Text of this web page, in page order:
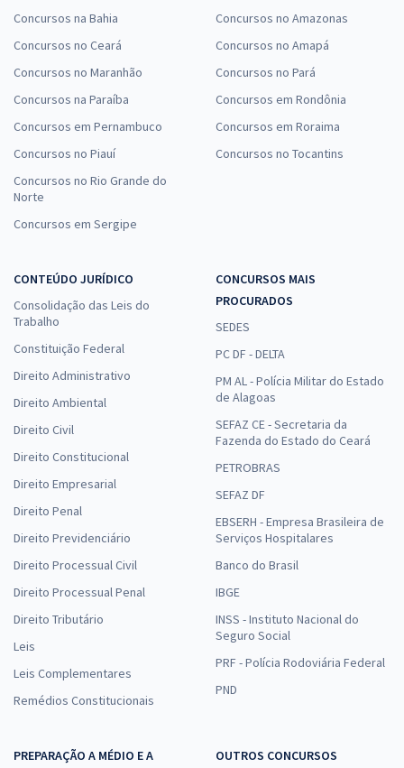
Concursos na Bahia
Concursos no Ceará
Concursos no Maranhão
Concursos na Paraíba
Concursos em Pernambuco
Concursos no Piauí
Concursos no Rio Grande do
Norte
Concursos em Sergipe
Concursos no Amazonas
Concursos no Amapá
Concursos no Pará
Concursos em Rondônia
Concursos em Roraima
Concursos no Tocantins
CONTEÚDO JURÍDICO
Consolidação das Leis do
Trabalho
Constituição Federal
Direito Administrativo
Direito Ambiental
Direito Civil
Direito Constitucional
Direito Empresarial
Direito Penal
Direito Previdenciário
Direito Processual Civil
Direito Processual Penal
Direito Tributário
Leis
Leis Complementares
Remédios Constitucionais
CONCURSOS MAIS
PROCURADOS
SEDES
PC DF - DELTA
PM AL - Polícia Militar do Estado
de Alagoas
SEFAZ CE - Secretaria da
Fazenda do Estado do Ceará
PETROBRAS
SEFAZ DF
EBSERH - Empresa Brasileira de
Serviços Hospitalares
Banco do Brasil
IBGE
INSS - Instituto Nacional do
Seguro Social
PRF - Polícia Rodoviária Federal
PND
PREPARAÇÃO A MÉDIO E A
OUTROS CONCURSOS